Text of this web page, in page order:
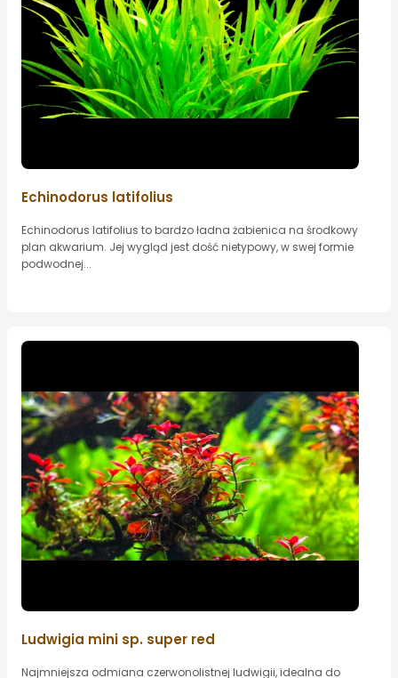
Echinodorus latifolius
Echinodorus latifolius to bardzo ładna żabienica na środkowy
plan akwarium. Jej wygląd jest dość nietypowy, w swej formie
podwodnej...
Ludwigia mini sp. super red
Najmniejsza odmiana czerwonolistnej ludwigii, idealna do